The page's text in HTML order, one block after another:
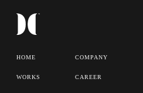
HOME
WORKS
COMPANY
CAREER